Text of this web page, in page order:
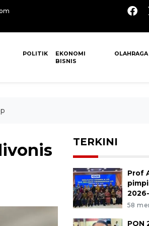
POLITIK
EKONOMI
BISNIS
OLAHRAGA
TERKINI
Prof
58
PON